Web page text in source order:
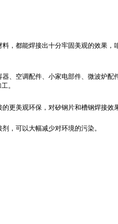
，都能焊接出十分牢固美观的效果
、空调配件、小家电部件、微波炉
。
更美观环保，对矽钢片和槽钢焊接
，可以大幅减少对环境的污染。